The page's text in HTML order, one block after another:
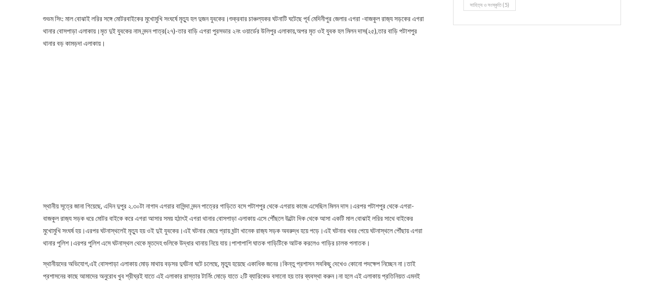
শুভম সিং: মাল বোঝাই লরির সঙ্গে মোটরবাইকের মুখোমুখি সংঘর্ষে মৃত্যু হল দুজন যুবকের।শুক্রবার চাঞ্চল্যকর ঘটনাটি ঘটেছে পূর্ব মেদিনীপুর জেলার এগরা -বাজকুল রাজ‍্য সড়কের এগরা
থানার বোসপাড়া এলাকায়।মৃত দুই যুবকের নাম নন্দন পাত্র(২৭)-তার বাড়ি এগরা পুরসভার ২নং ওয়ার্ডের উলিপুর এলাকায়,অপর মৃত ওই যুবক হল মিলন দাস(২৫),তার বাড়ি পটাশপুর
থানার বড় কামড়দা এলাকায়।
স্থানীয় সূত্রে জানা গিয়েছে, এদিন দুপুর ২.৩০টা নাগাদ এগরার বাসিন্দা নন্দন পাত্রের গাড়িতে বসে পটাশপুর থেকে এগরায় কাজে এসেছিল মিলন দাস।এরপর পটাশপুর থেকে এগরা-
বাজকুল রাজ‍্য সড়ক ধরে মোটর বাইকে করে এগরা আসার সময় হঠাৎই এগরা থানার বোসপাড়া এলাকায় এসে পৌঁছলে উল্টো দিক থেকে আসা একটি মাল বোঝাই লরির সাথে বাইকের
মুখোমুখি সংঘর্ষ হয়।এরপর ঘটনাস্থলেই মৃত্যু হয় ওই দুই যুবকের।এই ঘটনার জেরে প্রায় ঘন্টা খানেক রাজ‍্য সড়ক অবরুদ্ধ হয়ে পড়ে।এই ঘটনার খবর পেয়ে ঘটনাস্থলে পৌঁছায় এগরা
থানার পুলিশ।এরপর পুলিশ এসে ঘটনাস্থল থেকে মৃতদেহ গুলিকে উদ্ধার থানায় নিয়ে যায়।পাশাপাশি ঘাতক গাড়িটিকে আটক করলেও গাড়ির চালক পলাতক।
স্থানীয়দের অভিযোগ,এই বোসপাড়া এলাকায় মোড় মাথায় বড়সর দুর্ঘটনা ঘটে চলেছে, মৃত্যু হয়েছে একাধিক জনের।কিন্তু প্রশাসন সবকিছু দেখেও কোনো পদক্ষেপ নিচ্ছেন না।তাই
প্রশাসনের কাছে আমাদের অনুরোধ খুব শ্রীঘ্রই যাতে এই এলাকার রাস্তার টার্নিং মোড়ে যাতে ২টি ব্যারিকেড বসানো হয় তার ব্যবস্থা করুন।না হলে এই এলাকায় প্রতিনিয়ত এমনই
সাহিত্য ও সংস্কৃতি(5)